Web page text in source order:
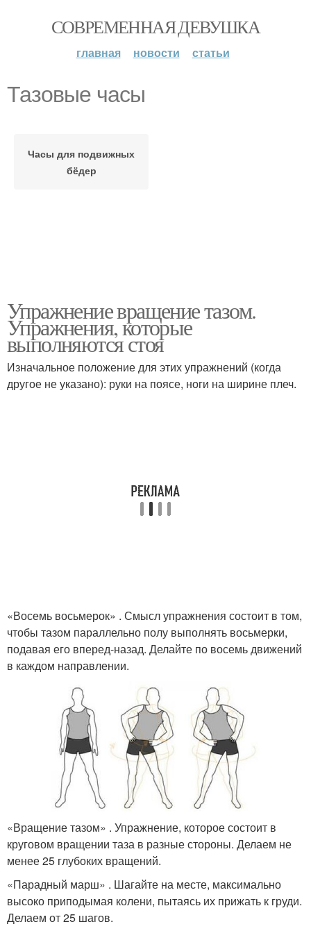
СОВРЕМЕННАЯ ДЕВУШКА
главная новости статьи
Тазовые часы
Часы для подвижных
бёдер
Упражнение вращение тазом.
Упражнения, которые
выполняются стоя
Изначальное положение для этих упражнений (когда
другое не указано): руки на поясе, ноги на ширине плеч.
«Восемь восьмерок» . Смысл упражнения состоит в том,
чтобы тазом параллельно полу выполнять восьмерки,
подавая его вперед-назад. Делайте по восемь движений
в каждом направлении.
«Вращение тазом» . Упражнение, которое состоит в
круговом вращении таза в разные стороны. Делаем не
менее 25 глубоких вращений.
«Парадный марш» . Шагайте на месте, максимально
высоко приподымая колени, пытаясь их прижать к груди.
Делаем от 25 шагов.